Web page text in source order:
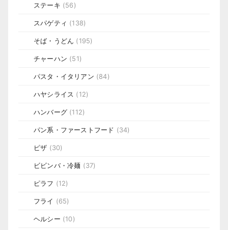
ステーキ (56)
スパゲティ (138)
そば・うどん (195)
チャーハン (51)
パスタ・イタリアン (84)
ハヤシライス (12)
ハンバーグ (112)
パン系・ファーストフード (34)
ピザ (30)
ビビンバ・冷麺 (37)
ピラフ (12)
フライ (65)
ヘルシー (10)